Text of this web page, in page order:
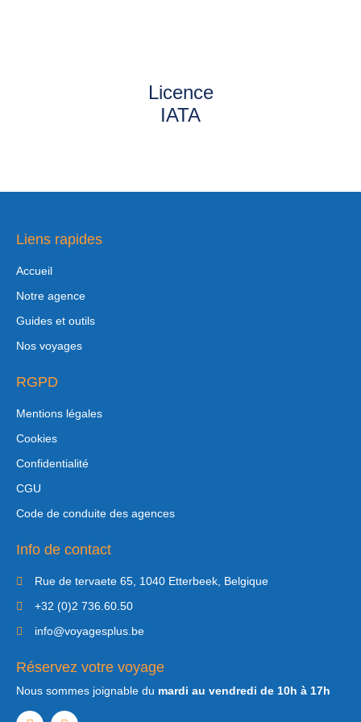
Licence
IATA
Liens rapides
Accueil
Notre agence
Guides et outils
Nos voyages
RGPD
Mentions légales
Cookies
Confidentialité
CGU
Code de conduite des agences
Info de contact
Rue de tervaete 65, 1040 Etterbeek, Belgique
+32 (0)2 736.60.50
info@voyagesplus.be
Réservez votre voyage
Nous sommes joignable du mardi au vendredi de 10h à 17h